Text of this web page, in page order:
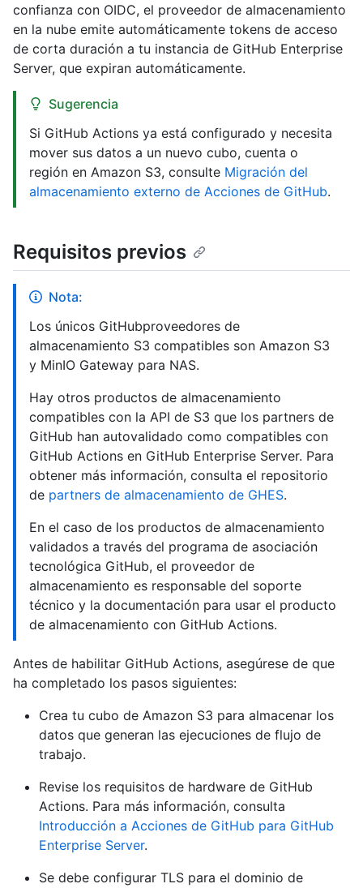
confianza con OIDC, el proveedor de almacenamiento
en la nube emite automáticamente tokens de acceso
de corta duración a tu instancia de GitHub Enterprise
Server, que expiran automáticamente.
Sugerencia
Si GitHub Actions ya está configurado y necesita
mover sus datos a un nuevo cubo, cuenta o
región en Amazon S3, consulte Migración del
almacenamiento externo de Acciones de GitHub.
Requisitos previos
Nota:
Los únicos GitHubproveedores de
almacenamiento S3 compatibles son Amazon S3
y MinIO Gateway para NAS.
Hay otros productos de almacenamiento
compatibles con la API de S3 que los partners de
GitHub han autovalidado como compatibles con
GitHub Actions en GitHub Enterprise Server. Para
obtener más información, consulta el repositorio
de partners de almacenamiento de GHES.
En el caso de los productos de almacenamiento
validados a través del programa de asociación
tecnológica GitHub, el proveedor de
almacenamiento es responsable del soporte
técnico y la documentación para usar el producto
de almacenamiento con GitHub Actions.
Antes de habilitar GitHub Actions, asegúrese de que
ha completado los pasos siguientes:
Crea tu cubo de Amazon S3 para almacenar los
datos que generan las ejecuciones de flujo de
trabajo.
Revise los requisitos de hardware de GitHub
Actions. Para más información, consulta
Introducción a Acciones de GitHub para GitHub
Enterprise Server.
Se debe configurar TLS para el dominio de